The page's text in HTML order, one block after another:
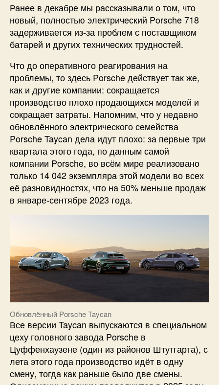
Ранее в декабре мы рассказывали о том, что
новый, полностью электрический Porsche 718
задерживается из-за проблем с поставщиком
батарей и других технических трудностей.
Что до оперативного реагирования на
проблемы, то здесь Porsche действует так же,
как и другие компании: сокращается
производство плохо продающихся моделей и
сокращает затраты. Напомним, что у недавно
обновлённого электрического семейства
Porsche Taycan дела идут плохо: за первые три
квартала этого года, по данным самой
компании Porsche, во всём мире реализовано
только 14 042 экземпляра этой модели во всех
её разновидностях, что на 50% меньше продаж
в январе-сентябре 2023 года.
Обновлённый Porsche Taycan
Все версии Taycan выпускаются в специальном
цеху головного завода Porsche в
Цуффенхаузене (один из районов Штутгарта), с
лета этого года производство идёт в одну
смену, тогда как раньше было две смены.